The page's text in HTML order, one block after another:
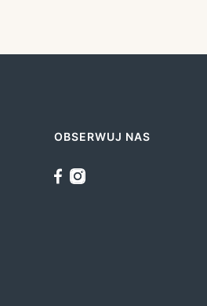
OBSERWUJ NAS